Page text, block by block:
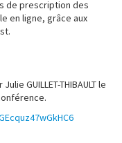
de prescription des
en ligne, grâce aux
GUILLET-THIBAULT le